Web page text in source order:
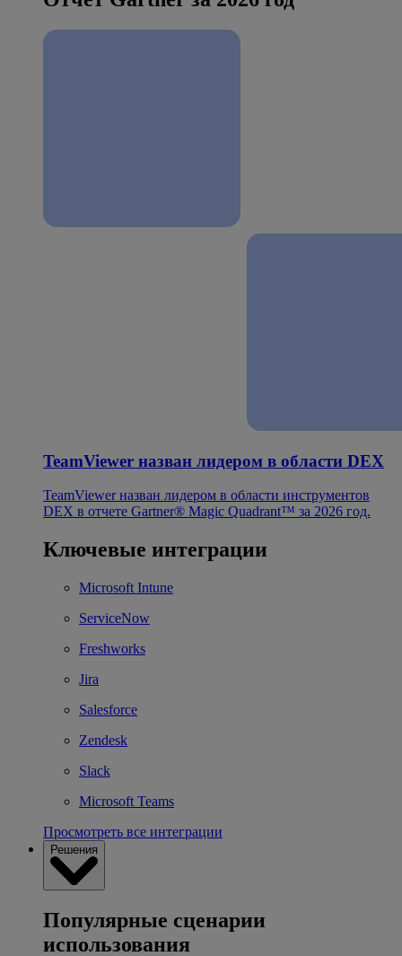
TeamViewer назван лидером в области DEX
TeamViewer назван лидером в области инструментов
DEX в отчете Gartner® Magic Quadrant™ за 2026 год.
Ключевые интеграции
Microsoft Intune
ServiceNow
Freshworks
Jira
Salesforce
Zendesk
Slack
Microsoft Teams
Просмотреть все интеграции
Решения
Популярные сценарии
использования